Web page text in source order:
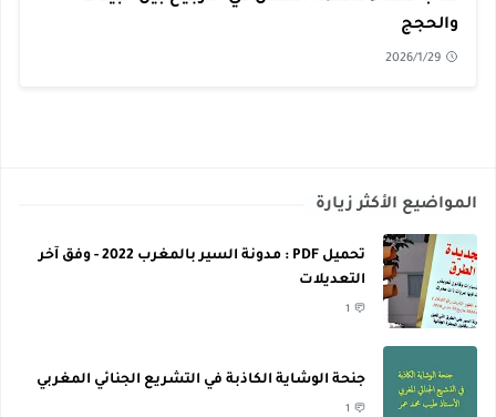
والحجج
2026/1/29
المواضيع الأكثر زيارة
تحميل PDF : مدونة السير بالمغرب 2022 - وفق آخر
التعديلات
1
جنحة الوشاية الكاذبة في التشريع الجنائي المغربي
1